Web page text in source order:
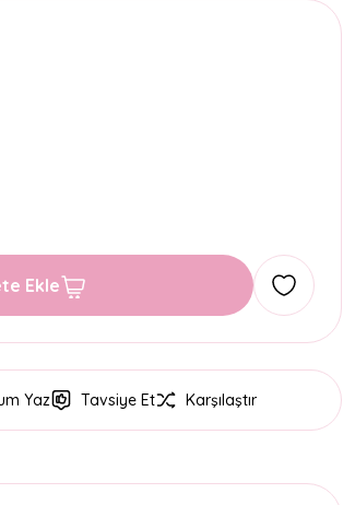
Ekle
Yaz Tavsiye Et Karşılaştır